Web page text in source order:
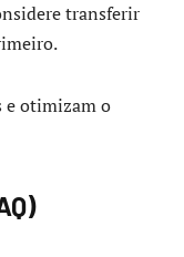
transferir
e otimizam o